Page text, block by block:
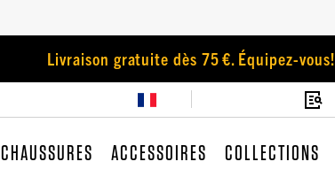
Livraison gratuite dès 75 €. Équipez-vous!
CHAUSSURES ACCESSOIRES COLLECTIONS